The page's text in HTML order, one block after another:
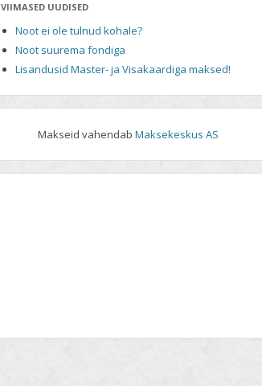
VIIMASED UUDISED
Noot ei ole tulnud kohale?
Noot suurema fondiga
Lisandusid Master- ja Visakaardiga maksed!
Makseid vahendabMaksekeskus AS